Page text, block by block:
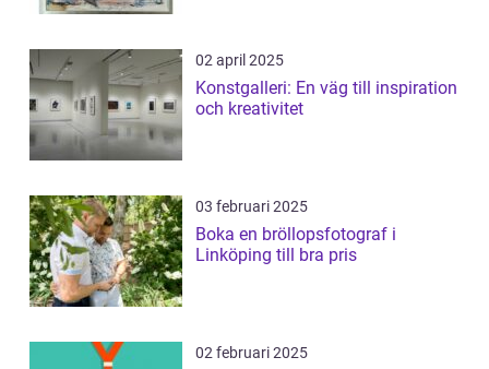
02 april 2025
Konstgalleri: En väg till inspiration
och kreativitet
03 februari 2025
Boka en bröllopsfotograf i
Linköping till bra pris
02 februari 2025